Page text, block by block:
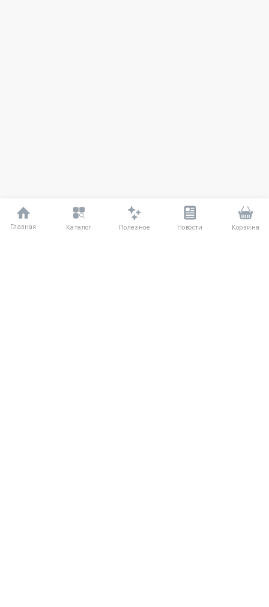
Главная Каталог Полезное Новости Корзина